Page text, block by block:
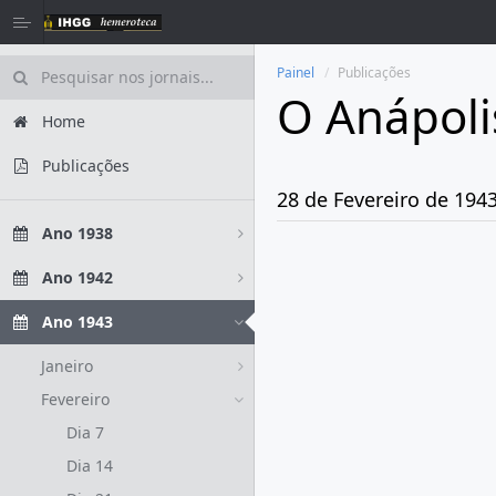
Home
Publicações
Ano 1938
Ano 1942
Ano 1943
Janeiro
Fevereiro
Dia 7
Dia 14
Painel Publicações
O
28 de Fevereiro de